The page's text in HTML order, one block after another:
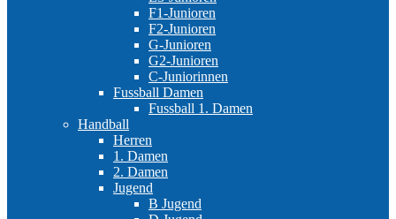
F1-Junioren
F2-Junioren
G-Junioren
G2-Junioren
C-Juniorinnen
Fussball Damen
Fussball 1. Damen
Handball
Herren
1. Damen
2. Damen
Jugend
B Jugend